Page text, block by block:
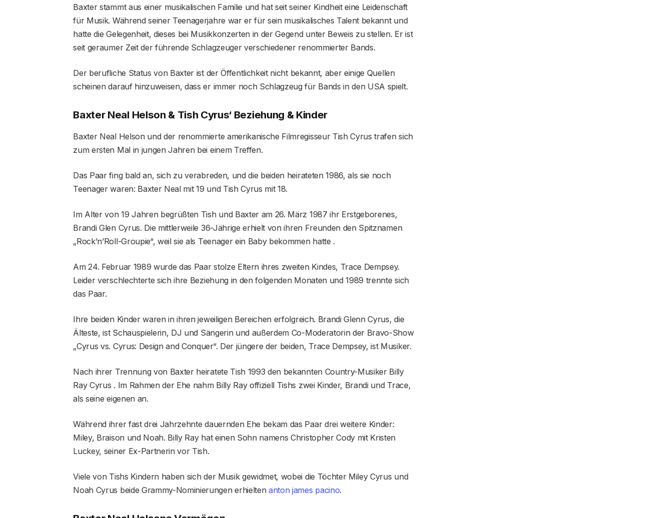
Baxter stammt aus einer musikalischen Familie und hat seit seiner Kindheit eine Leidenschaft
für Musik. Während seiner Teenagerjahre war er für sein musikalisches Talent bekannt und
hatte die Gelegenheit, dieses bei Musikkonzerten in der Gegend unter Beweis zu stellen. Er ist
seit geraumer Zeit der führende Schlagzeuger verschiedener renommierter Bands.
Der berufliche Status von Baxter ist der Öffentlichkeit nicht bekannt, aber einige Quellen
scheinen darauf hinzuweisen, dass er immer noch Schlagzeug für Bands in den USA spielt.
Baxter Neal Helson & Tish Cyrus‘ Beziehung & Kinder
Baxter Neal Helson und der renommierte amerikanische Filmregisseur Tish Cyrus trafen sich
zum ersten Mal in jungen Jahren bei einem Treffen.
Das Paar fing bald an, sich zu verabreden, und die beiden heirateten 1986, als sie noch
Teenager waren: Baxter Neal mit 19 und Tish Cyrus mit 18.
Im Alter von 19 Jahren begrüßten Tish und Baxter am 26. März 1987 ihr Erstgeborenes,
Brandi Glen Cyrus. Die mittlerweile 36-Jährige erhielt von ihren Freunden den Spitznamen
„Rock’n’Roll-Groupie“, weil sie als Teenager ein Baby bekommen hatte .
Am 24. Februar 1989 wurde das Paar stolze Eltern ihres zweiten Kindes, Trace Dempsey.
Leider verschlechterte sich ihre Beziehung in den folgenden Monaten und 1989 trennte sich
das Paar.
Ihre beiden Kinder waren in ihren jeweiligen Bereichen erfolgreich. Brandi Glenn Cyrus, die
Älteste, ist Schauspielerin, DJ und Sängerin und außerdem Co-Moderatorin der Bravo-Show
„Cyrus vs. Cyrus: Design and Conquer“. Der jüngere der beiden, Trace Dempsey, ist Musiker.
Nach ihrer Trennung von Baxter heiratete Tish 1993 den bekannten Country-Musiker Billy
Ray Cyrus . Im Rahmen der Ehe nahm Billy Ray offiziell Tishs zwei Kinder, Brandi und Trace,
als seine eigenen an.
Während ihrer fast drei Jahrzehnte dauernden Ehe bekam das Paar drei weitere Kinder:
Miley, Braison und Noah. Billy Ray hat einen Sohn namens Christopher Cody mit Kristen
Luckey, seiner Ex-Partnerin vor Tish.
Viele von Tishs Kindern haben sich der Musik gewidmet, wobei die Töchter Miley Cyrus und
Noah Cyrus beide Grammy-Nominierungen erhieltenanton james pacino.